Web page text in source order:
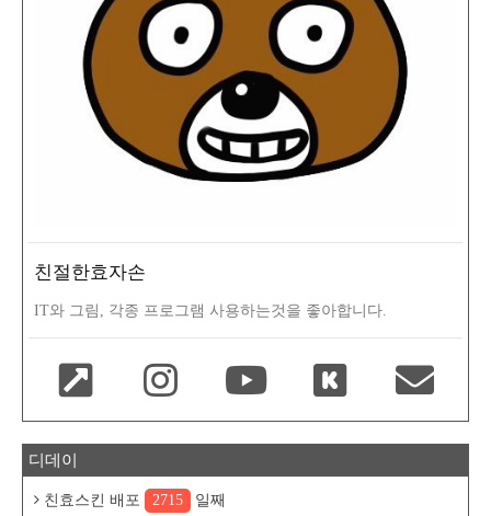
친절한효자손
IT와 그림, 각종 프로그램 사용하는것을 좋아합니다.
디데이
친효스킨 배포 2715 일째